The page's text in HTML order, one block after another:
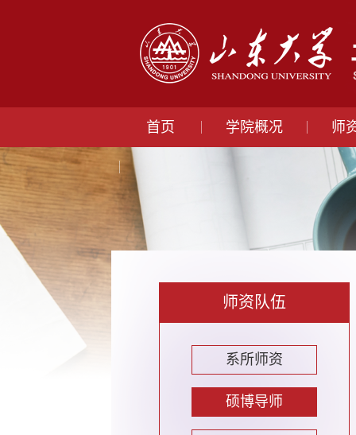
首页 学院概况 师
师资队伍
系所师资
硕博导师